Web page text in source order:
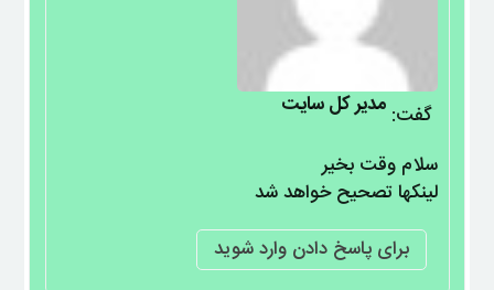
مدیر کل سایت گفت:
سلام وقت بخیر
لینکها تصحیح خواهد شد
برای پاسخ دادن وارد شوید